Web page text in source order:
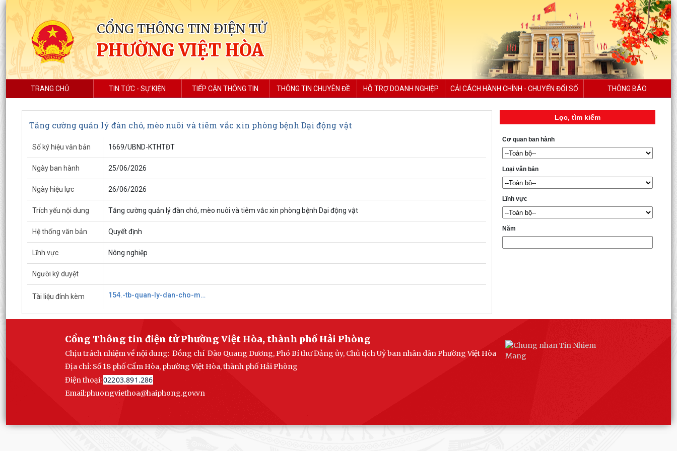
CỔNG THÔNG TIN ĐIỆN TỬ
PHƯỜNG VIỆT HÒA
TRANG CHỦ TIN TỨC - SỰ KIỆN TIẾP CẬN THÔNG TIN THÔNG TIN CHUYÊN ĐỀ HỖ TRỢ DOANH NGHIỆP CẢI CÁCH HÀNH CHÍNH - CHUYỂN ĐỔI SỐ THÔNG BÁO
Tăng cường quản lý đàn chó, mèo nuôi và tiêm vắc xin phòng bệnh Dại động vật
Số ký hiệu văn bản 1669/UBND-KTHTĐT
Ngày ban hành 25/06/2026
Ngày hiệu lực 26/06/2026
Trích yếu nội dung Tăng cường quản lý đàn chó, mèo nuôi và tiêm vắc xin phòng bệnh Dại động vật
Hệ thống văn bản Quyết định
Lĩnh vực Nông nghiệp
Người ký duyệt
Tài liệu đính kèm 154.-tb-quan-ly-dan-cho-meo-nuoi.signed639180592180018730.pdf
Lọc, tìm kiếm
Cơ quan ban hành
Loại văn bản
Lĩnh vực
Năm
Cổng Thông tin điện tử Phường Việt Hòa, thành phố Hải Phòng
Chịu trách nhiệm về nội dung: Đồng chí Đào Quang Dương, Phó Bí thư Đảng ủy, Chủ tịch Uỷ ban nhân dân Phường Việt Hòa
Địa chỉ: Số 18 phố Cẩm Hòa, phường Việt Hòa, thành phố Hải Phòng
Điện thoại:02203.891.286
Email:phuongviethoa@haiphong.gov.vn